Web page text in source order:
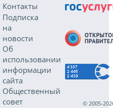
Контакты
Подписка
на
новости
Об
использовании
информации
сайта
Общественный
совет
© 2005-